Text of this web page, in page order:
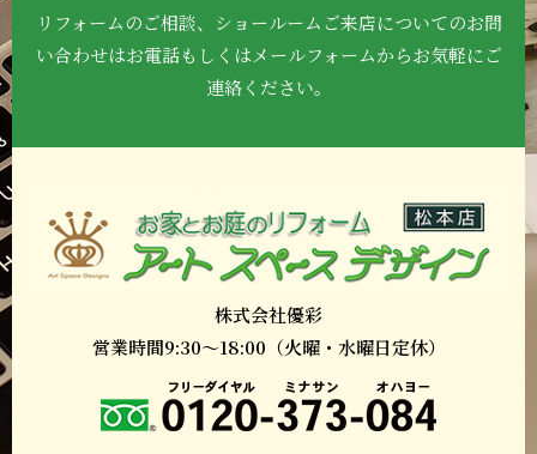
リフォームのご相談、ショールームご来店についてのお問
い合わせはお電話もしくはメールフォームからお気軽にご
連絡ください。
株式会社優彩
営業時間9:30～18:00（火曜・水曜日定休）